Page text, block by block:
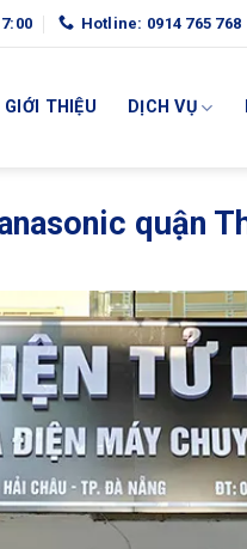
Hotline: 0914 765 768
GIỚI THIỆU DỊCH VỤ
quận